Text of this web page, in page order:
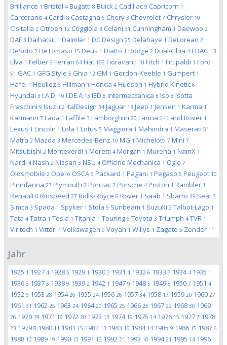
Brilliance 1 Bristol 4 Bugatti 8 Buick 2 Cadillac 9 Capricorn 1
Carcerano 4 Cardi 8 Castagna 6 Chery 3 Chevrolet 7 Chrysler 10
Cisitalia 2 Citroen 12 Coggiola 3 Colani 31 Cunningham 1 Daewoo 2
DAF 3 Daihatsu 1 Daimler 1 DC Design 25 Delahaye 1 DeLorean 2
DeSoto 2 DeTomaso 15 Deus 1 Diatto 1 Dodge 2 Dual-Ghia 4 EDAG 13
Elva 1 Felber 6 Ferrari 64 Fiat 162 Fioravanti 10 Fitch 1 Fittipaldi 1 Ford
51 GAC 1 GFG Style 5 Ghia 12 GM 1 Gordon-Keeble 1 Gumpert 1
Hafei 1 Heuliez 6 Hillman 1 Honda 4 Hudson 1 Hybrid Kinetic 6
Hyundai 3 I.A.D. 10 I.DE.A 13 IED 6 Intermeccanica 5 Iso 8 Isotta
Fraschini 9 Isuzu 2 ItalDesign 34 Jaguar 13 Jeep 1 Jensen 1 Karma 1
Karmann 7 Lada 1 Laffite 3 Lamborghini 20 Lancia 64 Land Rover 1
Lexus 1 Lincoln 1 Lola 1 Lotus 5 Maggiora 1 Mahindra 1 Maserati 51
Matra 2 Mazda 3 Mercedes-Benz 10 MG 1 Michelotti 7 Mini 7
Mitsubishi 2 Monteverdi 1 Moretti 4 Morgan 1 Murena 1 NamX 1
Nardi 4 Nash 2 Nissan 3 NSU 4 Officine Mechanica 1 Ogle 7
Oldsmobile 2 Opel 6 OSCA 6 Packard 1 Pagani 1 Pegaso 5 Peugeot 10
Pininfarina 27 Plymouth 2 Pontiac 2 Porsche 4 Proton 1 Rambler 1
Renault 6 Rinspeed 27 Rolls-Royce 6 Rover 1 Saab 1 Sbarro 49 Seat 3
Simca 3 Spada 1 Spyker 1 Stola 9 Sunbeam 1 Suzuki 2 Talbot-Lago 1
Tata 4 Tatra 1 Tesla 1 Titania 1 Touring 6 Toyota 3 Triumph 4 TVR 1
Viritech 1 Vittori 1 Volkswagen 9 Voyah 1 Willys 1 Zagato 5 Zender 11
Jahr
1925 1 1927 4 1928 5 1929 1 1930 3 1931 4 1932 6 1933 7 19344 1935 1
1936 3 1937 5 1938 9 1939 2 1942 1 1947 9 1948 5 1949 8 1950 7 1951 4
1952 6 1953 28 195426 1955 24 1956 26 1957 34 1958 17 1959 20 1960 27
1961 31 1962 25 1963 24 196420 1965 25 1966 25 1967 22 1968 30 1969
26 1970 19 1971 19 1972 20 1973 13 1974 19 1975 14 1976 15 1977 7 1978
23 1979 8 1980 11 1981 15 1982 13 1983 10 1984 14 1985 9 1986 15 1987 6
1988 12 1989 19 1990 13 1991 13 1992 21 1993 10 199421 1995 14 1996